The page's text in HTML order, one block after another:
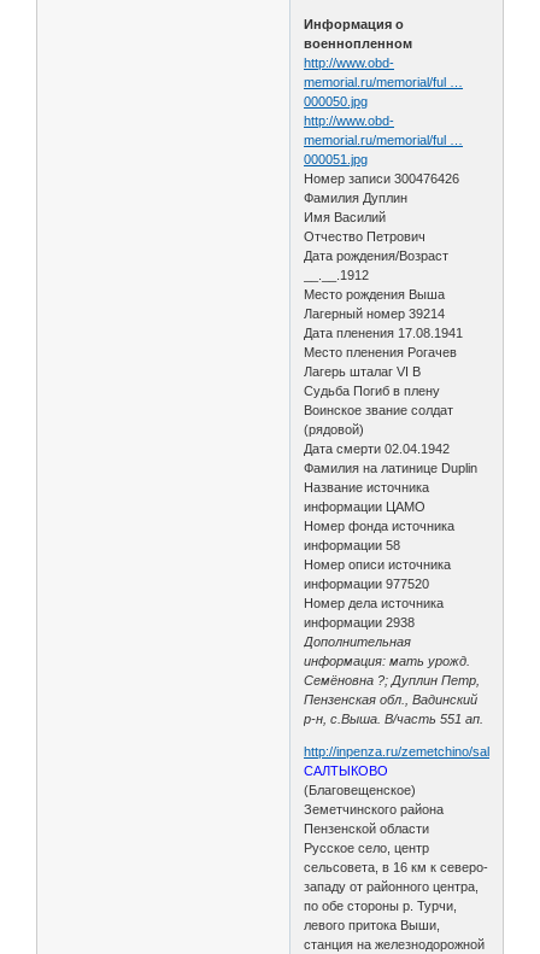
Информация о
военнопленном
http://www.obd-
memorial.ru/memorial/ful …
000050.jpg
http://www.obd-
memorial.ru/memorial/ful …
000051.jpg
Номер записи 300476426
Фамилия Дуплин
Имя Василий
Отчество Петрович
Дата рождения/Возраст
__.__.1912
Место рождения Выша
Лагерный номер 39214
Дата пленения 17.08.1941
Место пленения Рогачев
Лагерь шталаг VI B
Судьба Погиб в плену
Воинское звание солдат
(рядовой)
Дата смерти 02.04.1942
Фамилия на латинице Duplin
Название источника
информации ЦАМО
Номер фонда источника
информации 58
Номер описи источника
информации 977520
Номер дела источника
информации 2938
Дополнительная
информация: мать урожд.
Семёновна ?; Дуплин Петр,
Пензенская обл., Вадинский
р-н, с.Выша. В/часть 551 ап.
http://inpenza.ru/zemetchino/
САЛТЫКОВО
(Благовещенское)
Земетчинского района
Пензенской области
Русское село, центр
сельсовета, в 16 км к северо-
западу от районного центра,
по обе стороны р. Турчи,
левого притока Выши,
станция на железнодорожной